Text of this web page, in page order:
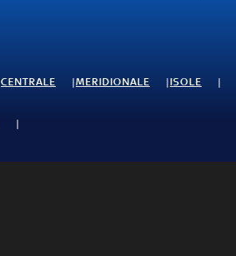
CENTRALE MERIDIONALE
ISOLE